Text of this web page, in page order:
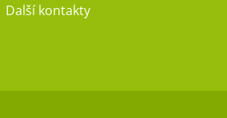
Další kontakty